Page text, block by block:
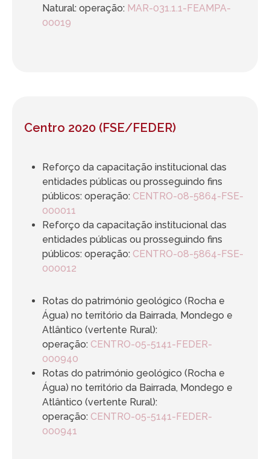
Natural: operação: MAR-031.1.1-FEAMPA-
00019
Centro 2020 (FSE/FEDER)
Reforço da capacitação institucional das
entidades públicas ou prosseguindo fins
públicos: operação: CENTRO-08-5864-FSE-
000011
Reforço da capacitação institucional das
entidades públicas ou prosseguindo fins
públicos: operação: CENTRO-08-5864-FSE-
000012
Rotas do património geológico (Rocha e
Água) no território da Bairrada, Mondego e
Atlântico (vertente Rural):
operação: CENTRO-05-5141-FEDER-
000940
Rotas do património geológico (Rocha e
Água) no território da Bairrada, Mondego e
Atlântico (vertente Rural):
operação: CENTRO-05-5141-FEDER-
000941